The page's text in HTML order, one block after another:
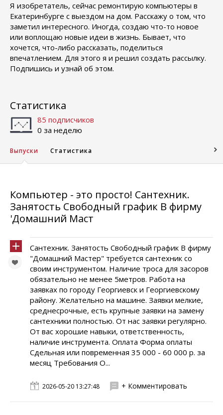
Я изобретатель, сейчас ремонтирую компьютеры в
Екатеринбурге с выездом на дом. Расскажу о том, что
заметил интересного. Иногда, создаю что-то новое
или воплощаю новые идеи в жизнь. Бывает, что
хочется, что-либо рассказать, поделиться
впечатлением. Для этого я и решил создать рассылку.
Подпишись и узнай об этом.
Статистика
85 подписчиков
0 за неделю
Выпуски Статистика
Компьютер - это просто! Сантехник.
Занятость Свободный график В фирму
'Домашний Маст
Сантехник. Занятость Свободный график В фирму
"Домашний Мастер" требуется сантехник со
своим инструментом. Наличие троса для засоров
обязательно не менее 5метров. Работа на
заявках по городу Георгиевск и Георгиевскому
району. Желательно на машине. Заявки мелкие,
среднесрочные, есть крупные заявки на замену
сантехники полностью. От нас заявки регулярно.
От вас хорошие навыки, ответственность,
наличие инструмента. Оплата Форма оплаты
Сдельная или повременная 35 000 - 60 000 р. за
месяц Требования О...
2026-05-20 13:27:48 + Комментировать